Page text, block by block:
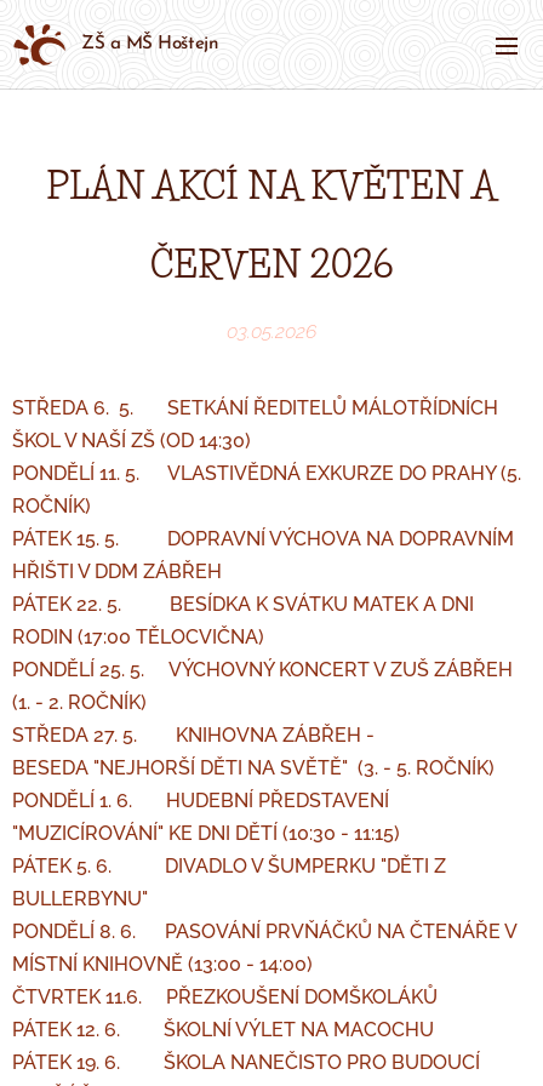
ZŠ a MŠ Hoštejn
PLÁN AKCÍ NA KVĚTEN A
ČERVEN 2026
03.05.2026
STŘEDA 6. 5. SETKÁNÍ ŘEDITELŮ MÁLOTŘÍDNÍCH
ŠKOL V NAŠÍ ZŠ (OD 14:30)
PONDĚLÍ 11. 5. VLASTIVĚDNÁ EXKURZE DO PRAHY (5.
ROČNÍK)
PÁTEK 15. 5. DOPRAVNÍ VÝCHOVA NA DOPRAVNÍM
HŘIŠTI V DDM ZÁBŘEH
PÁTEK 22. 5. BESÍDKA K SVÁTKU MATEK A DNI
RODIN (17:00 TĚLOCVIČNA)
PONDĚLÍ 25. 5. VÝCHOVNÝ KONCERT V ZUŠ ZÁBŘEH
(1. - 2. ROČNÍK)
STŘEDA 27. 5. KNIHOVNA ZÁBŘEH -
BESEDA "NEJHORŠÍ DĚTI NA SVĚTĚ" (3. - 5. ROČNÍK)
PONDĚLÍ 1. 6. HUDEBNÍ PŘEDSTAVENÍ
"MUZICÍROVÁNÍ" KE DNI DĚTÍ (10:30 - 11:15)
PÁTEK 5. 6. DIVADLO V ŠUMPERKU "DĚTI Z
BULLERBYNU"
PONDĚLÍ 8. 6. PASOVÁNÍ PRVŇÁČKŮ NA ČTENÁŘE V
MÍSTNÍ KNIHOVNĚ (13:00 - 14:00)
ČTVRTEK 11.6. PŘEZKOUŠENÍ DOMŠKOLÁKŮ
PÁTEK 12. 6. ŠKOLNÍ VÝLET NA MACOCHU
PÁTEK 19. 6. ŠKOLA NANEČISTO PRO BUDOUCÍ